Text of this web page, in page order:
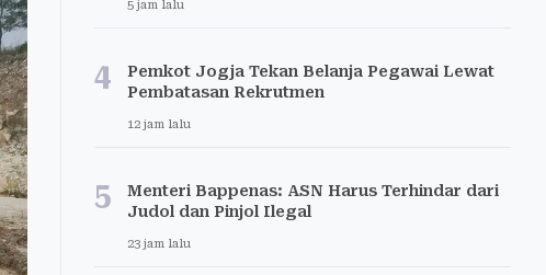
5 jam lalu
4
Pemkot Jogja Tekan Belanja Pegawai Lewat
Pembatasan Rekrutmen
12 jam lalu
5
Menteri Bappenas: ASN Harus Terhindar dari
Judol dan Pinjol Ilegal
23 jam lalu